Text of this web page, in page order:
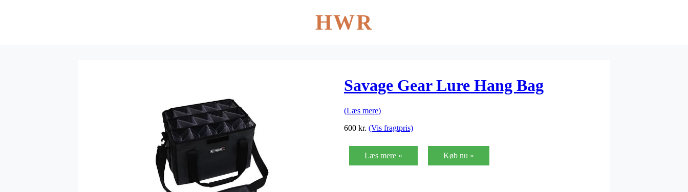
HWR
Savage Gear Lure Hang Bag
(Læs mere)
600 kr. (Vis fragtpris)
Læs mere » Køb nu »